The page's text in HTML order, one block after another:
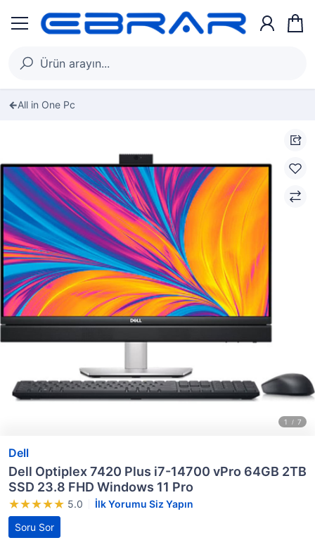
All in One Pc
Dell
Dell Optiplex 7420 Plus i7-14700 vPro 64GB 2TB
SSD 23.8 FHD Windows 11 Pro
5.0
İlk Yorumu Siz Yapın
Soru Sor